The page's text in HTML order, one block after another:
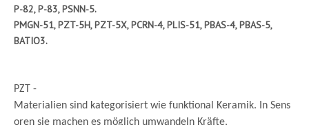
P-82, P-83, PSNN-5.
PMGN-51, PZT-5H, PZT-5X, PCRN-4, PLIS-51, PBAS-4, PBAS-5,
BATIO3.
PZT -
Materialien sind kategorisiert wie funktional Keramik. In Sens
oren sie machen es möglich umwandeln Kräfte,